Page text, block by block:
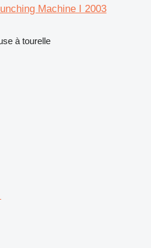
Machine I 2003
à tourelle